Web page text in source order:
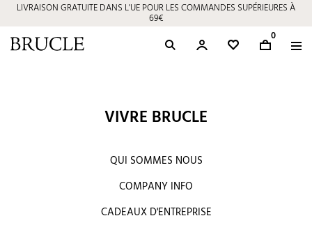
LIVRAISON GRATUITE DANS L'UE POUR LES COMMANDES SUPÉRIEURES À
69€
0
VIVRE BRUCLE
QUI SOMMES NOUS
COMPANY INFO
CADEAUX D'ENTREPRISE